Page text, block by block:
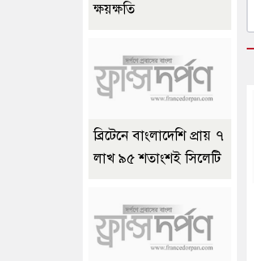
ক্ষয়ক্ষতি
ব্রিটেনে বাংলাদেশি প্রায় ৭
লাখ ৯৫ শতাংশই সিলেটি